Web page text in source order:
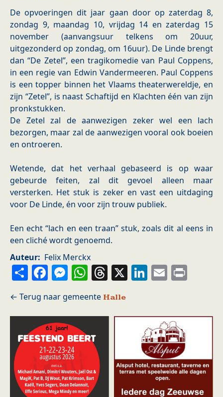
De opvoeringen dit jaar gaan door op zaterdag 8,
zondag 9, maandag 10, vrijdag 14 en zaterdag 15
november (aanvangsuur telkens om 20uur,
uitgezonderd op zondag, om 16uur). De Linde brengt
dan “De Zetel”, een tragikomedie van Paul Coppens,
in een regie van Edwin Vandermeeren. Paul Coppens
is een topper binnen het Vlaams theaterwereldje, en
zijn “Zetel”, is naast Schaftijd en Klachten één van zijn
pronkstukken.
De Zetel zal de aanwezigen zeker wel een lach
bezorgen, maar zal de aanwezigen vooral ook boeien
en ontroeren.
Wetende, dat het verhaal gebaseerd is op waar
gebeurde feiten, zal dit gevoel alleen maar
versterken. Het stuk is zeker en vast een uitdaging
voor De Linde, én voor zijn trouw publiek.
Een echt “lach en een traan” stuk, zoals dit al eens in
een cliché wordt genoemd.
Auteur
Felix Merckx
ShareFacebook
Messenger
WhatsApp
Threads
X LinkedIn
Email
Halle